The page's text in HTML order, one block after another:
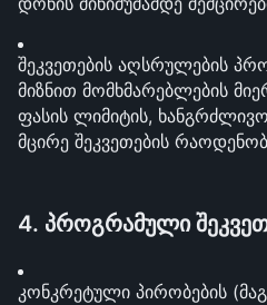
შეკვეთების აღსრულების
მიზნით მომხმარებლების
ფასის ლიმიტის,
მცირე შეკვეთების
4. პროგრამული
კონკრეტული პირობების